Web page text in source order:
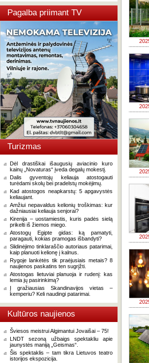
Pagalba priimant TV
Turizmas
Dėl drastiškai išaugusių aviacinio kuro
kainų „Novaturas“ įveda degalų mokestį.
Dalis gyventojų keliauja atostogauti
turėdami skolų bei pradelstų mokėjimų.
Kad atostogos neapkarstų: 5 apgavystės
keliaujant.
Amžiui nepavaldus kelionių troškimas: kur
dažniausiai keliauja senjorai?
Kirenija – uostamiestis, kuris padės sielą
prikelti iš žiemos miego.
Atostogų Egipte gidas: ką pamatyti,
paragauti, kokias pramogas išbandyti?
Slidinėjimo tinklaraščio autoriaus patarimai,
kaip planuoti kelionę į kalnus.
Rygoje lankėtės tik praėjusiais metais? 8
naujienos paskatins ten sugrįžti.
Atostogas lietuviai planuoja ir rudenį: kas
lemia jų pasirinkimą?
Į gražiausias Skandinavijos vietas –
kemperiu? Keli naudingi patarimai.
Kultūros naujienos
Šviesos meistrui Algimantui Jovaišai – 75!
LNDT sezoną užbaigs spektakliu apie
jaunystės maniją „Geismas“.
Šis spektaklis – tam tikra Lietuvos teatro
istorijos ekspozicija.